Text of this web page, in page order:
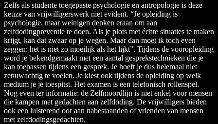
Zelfs als studente toegepaste psychologie en antropologie is deze
keuze van vrijwilligerswerk niet evident. “Je opleiding is
psychologie, maar weinigen denken eraan om aan
zelfdodingpreventie te doen. Als je plots met échte situaties te maken
krijgt, kan dat zwaar op je wegen. Maar dan moet ik toch even
zeggen: het is niet zo moeilijk als het lijkt”. Tijdens de vooropleiding
word je bekendgemaakt met een aantal gesprekstechnieken die je
kan toepassen tijdens een gesprek. Je hoeft je dus helemaal niet
zenuwachtig te voelen. Je kiest ook tijdens de opleiding op welk
medium je je toespitst. Het examen is een telefonisch rollenspel.
Nog even ter informatie: de Zelfmoordlijn is niet enkel voor mensen
die kampen met gedachten aan zelfdoding. De vrijwilligers bieden
ook een luisterend oor aan nabestaanden of vrienden van mensen
met zelfdodingsgedachten.